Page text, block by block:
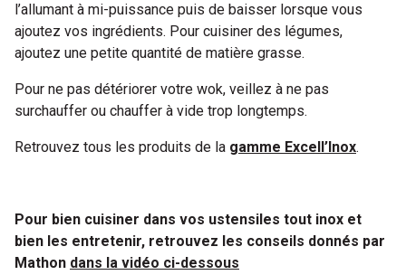
l’allumant à mi-puissance puis de baisser lorsque vous
ajoutez vos ingrédients. Pour cuisiner des légumes,
ajoutez une petite quantité de matière grasse.
Pour ne pas détériorer votre wok, veillez à ne pas
surchauffer ou chauffer à vide trop longtemps.
Retrouvez tous les produits de la gamme Excell’Inox.
Pour bien cuisiner dans vos ustensiles tout inox et
bien les entretenir, retrouvez les conseils donnés par
Mathon dans la vidéo ci-dessous